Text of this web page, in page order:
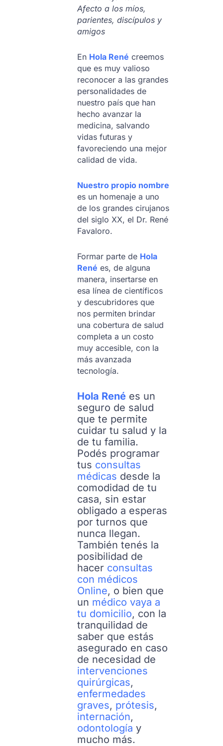
Afecto a los míos,
parientes, discípulos y
amigos
En Hola René creemos
que es muy valioso
reconocer a las grandes
personalidades de
nuestro país que han
hecho avanzar la
medicina, salvando
vidas futuras y
favoreciendo una mejor
calidad de vida.
Nuestro propio nombre
es un homenaje a uno
de los grandes cirujanos
del siglo XX, el Dr. René
Favaloro.
Formar parte de Hola
René es, de alguna
manera, insertarse en
esa línea de científicos
y descubridores que
nos permiten brindar
una cobertura de salud
completa a un costo
muy accesible, con la
más avanzada
tecnología.
Hola René es un
seguro de salud
que te permite
cuidar tu salud y la
de tu familia.
Podés programar
tus consultas
médicas desde la
comodidad de tu
casa, sin estar
obligado a esperas
por turnos que
nunca llegan.
También tenés la
posibilidad de
hacer consultas
con médicos
Online, o bien que
un médico vaya a
tu domicilio, con la
tranquilidad de
saber que estás
asegurado en caso
de necesidad de
intervenciones
quirúrgicas,
enfermedades
graves, prótesis,
internación,
odontología y
mucho más.